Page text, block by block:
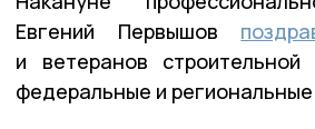
Евгений Первышов
и ветеранов строительной
федеральные и